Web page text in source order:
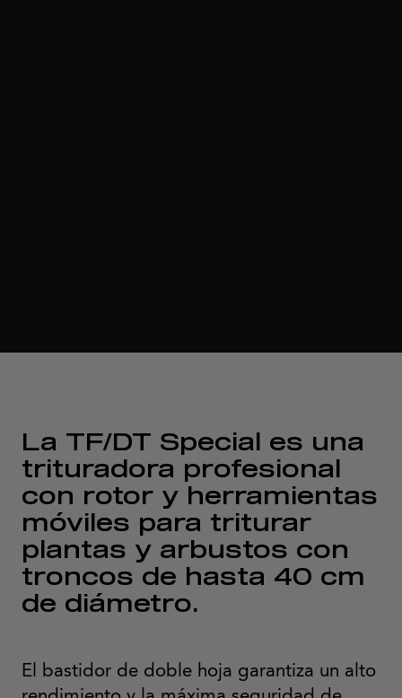
La TF/DT Special es una
trituradora profesional
con rotor y herramientas
móviles para triturar
plantas y arbustos con
troncos de hasta 40 cm
de diámetro.
El bastidor de doble hoja garantiza un alto